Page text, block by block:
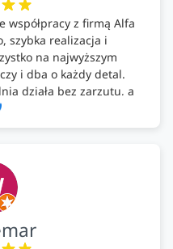
współpracy z firmą Alfa
szybka realizacja i
na najwyższym
i dba o każdy detal.
działa bez zarzutu, a
z terminem i
polecamy Alfa Tech